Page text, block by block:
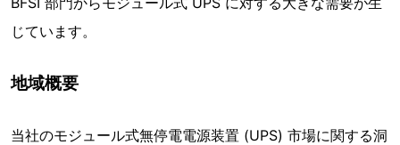
じています。
地域概要
当社のモジュール式無停電電源装置 (UPS) 市場に関する洞